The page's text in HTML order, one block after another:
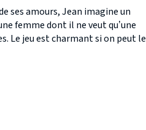
ses amours, Jean imagine un
femme dont il ne veut qu’une
Le jeu est charmant si on peut le